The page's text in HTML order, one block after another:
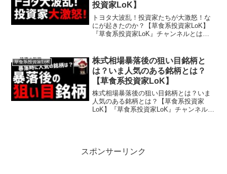
投資家LoK】
トヨタ大波乱！投資家たちが大激怒！な
にが起きたのか？【草食系投資家LoK】
『草食系投資家LoK』チャンネルとは…
ます。投資や副業、スキルアップしたい
ビジネスパーソンのお...
草食系投資家LoK
株式相場暴落後の狙い目銘柄と
は？いま人気のある銘柄とは？
【草食系投資家LoK】
株式相場暴落後の狙い目銘柄とは？いま
人気のある銘柄とは？【草食系投資家
LoK】『草食系投資家LoK』チャンネルと
スポンサーリンク